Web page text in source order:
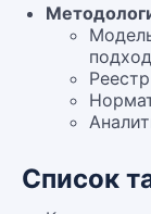
подход
Список